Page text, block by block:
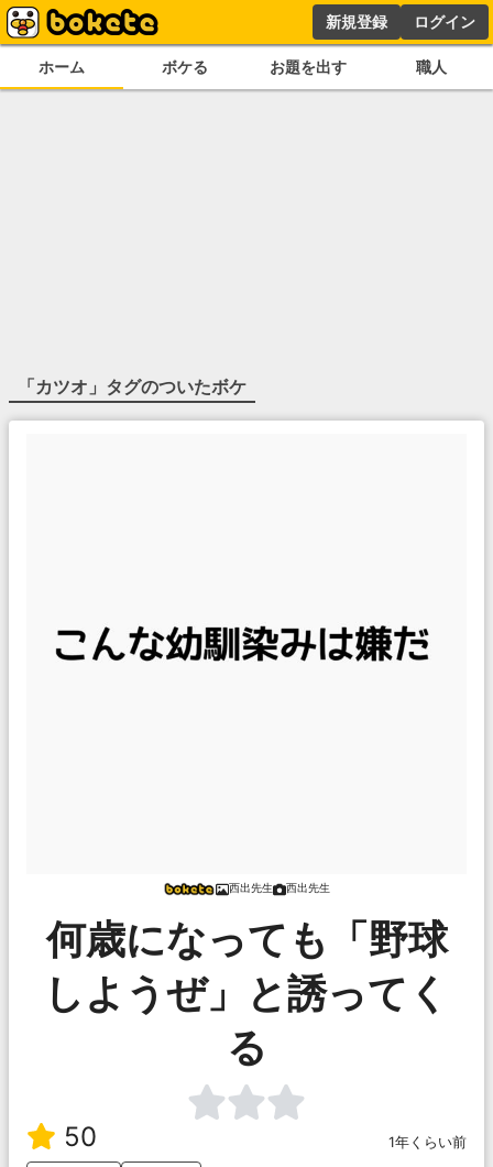
新規登録 ログイン
ホーム ボケる お題を出す 職人
「カツオ 」タグのついたボケ
西出先生 西出先生
何歳になっても「野球
しようぜ」と誘ってく
る
50
1年くらい前